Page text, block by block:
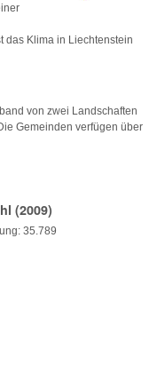
das Klima in Liechtenstein
von zwei Landschaften
Gemeinden verfügen über
(2009)
35.789